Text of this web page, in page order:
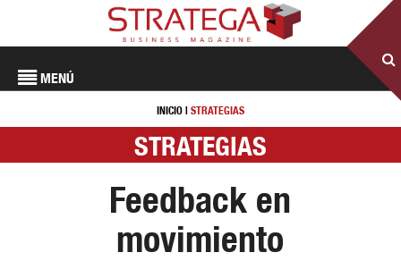
MENÚ
INICIO | STRATEGIAS
STRATEGIAS
Feedback en
movimiento